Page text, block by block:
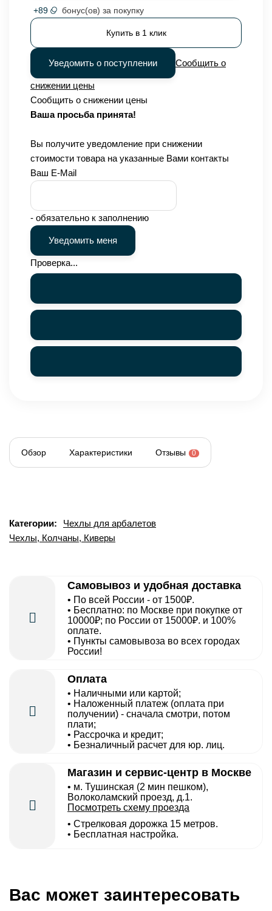
+89 бонус(ов) за покупку
Купить в 1 клик
Уведомить о поступлении Сообщить о
снижении цены
Сообщить о снижении цены
Ваша просьба принята!
Вы получите уведомление при снижении
стоимости товара на указанные Вами контакты
Ваш E-Mail
- обязательно к заполнению
Проверка...
Обзор Характеристики Отзывы 0
Категории:
Чехлы для арбалетов
Чехлы, Колчаны, Киверы
Самовывоз и удобная доставка
• По всей России - от 1500₽.
• Бесплатно: по Москве при покупке от
10000₽; по России от 15000₽. и 100%
оплате.
• Пункты самовывоза во всех городах
России!
Оплата
• Наличными или картой;
• Наложенный платеж (оплата при
получении) - сначала смотри, потом
плати;
• Рассрочка и кредит;
• Безналичный расчет для юр. лиц.
Магазин и сервис-центр в Москве
• м. Тушинская (2 мин пешком),
Волоколамский проезд, д.1.
Посмотреть схему проезда
• Cтрелковая дорожка 15 метров.
• Бесплатная настройка.
Вас может заинтересовать